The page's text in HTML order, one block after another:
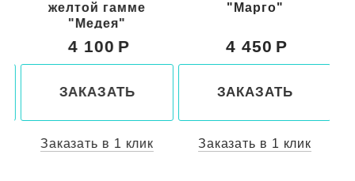
желтой гамме
"Медея"
4 100
ЗАКАЗАТЬ
Заказать в 1 клик
"Марго"
4 450
ЗАКАЗАТЬ
Заказать в 1 клик